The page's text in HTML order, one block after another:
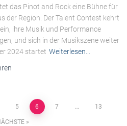
das Pinot and Rock eine Bühne für
der Region. Der Talent Contest kehrt
ihre Musik und Performance
und sich in der Musikszene weiter
2024 startet Weiterlesen…
5 6 7 13